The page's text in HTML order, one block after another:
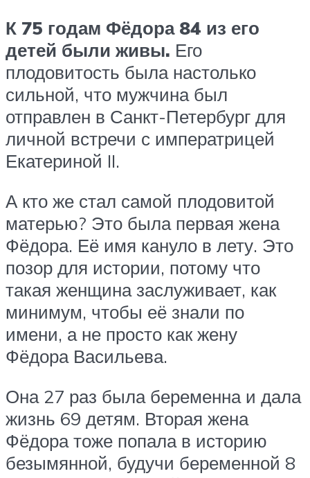
К 75 годам Фёдора 84 из его
детей были живы. Его
плодовитость была настолько
сильной, что мужчина был
отправлен в Санкт-Петербург для
личной встречи с императрицей
Екатериной II.
А кто же стал самой плодовитой
матерью? Это была первая жена
Фёдора. Её имя кануло в лету. Это
позор для истории, потому что
такая женщина заслуживает, как
минимум, чтобы её знали по
имени, а не просто как жену
Фёдора Васильева.
Она 27 раз была беременна и дала
жизнь 69 детям. Вторая жена
Фёдора тоже попала в историю
безымянной, будучи беременной 8